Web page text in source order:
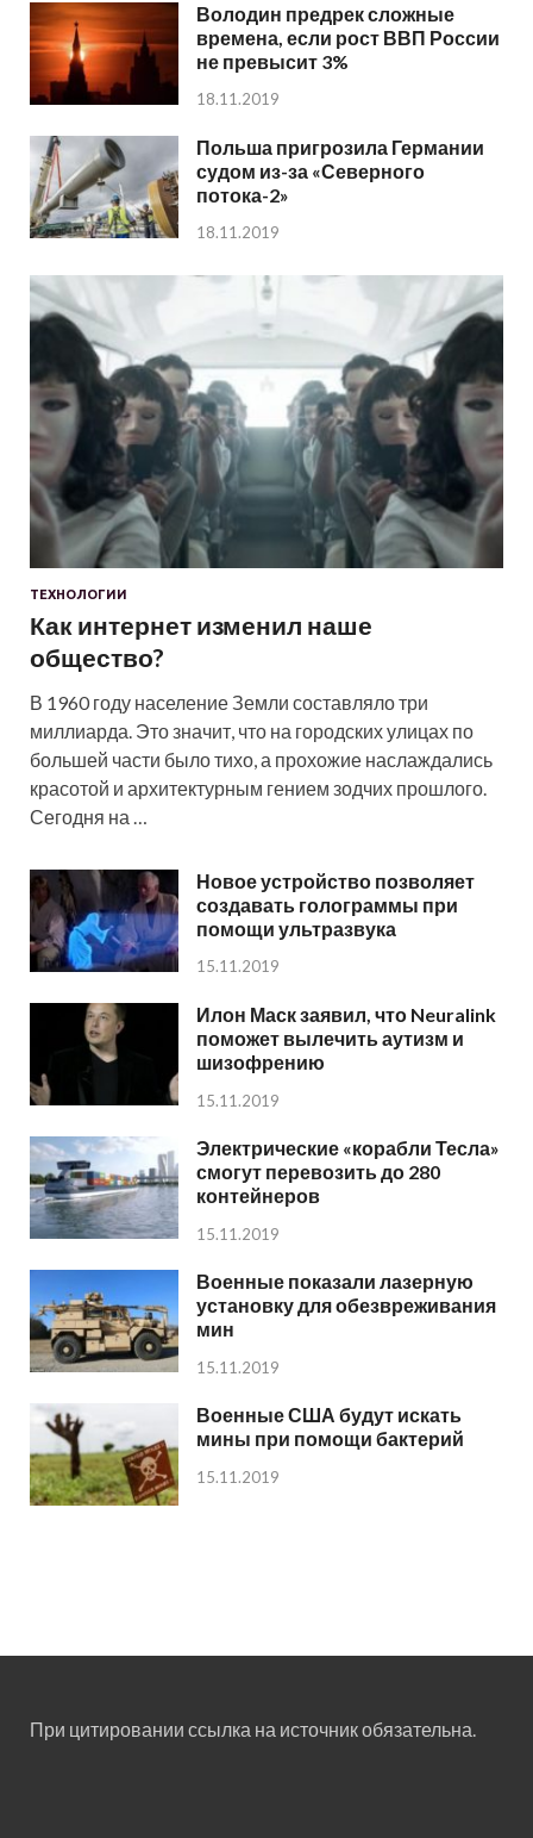
Володин предрек сложные
времена, если рост ВВП России
не превысит 3%
18.11.2019
Польша пригрозила Германии
судом из-за «Северного
потока-2»
18.11.2019
ТЕХНОЛОГИИ
Как интернет изменил наше
общество?
В 1960 году население Земли составляло три
миллиарда. Это значит, что на городских улицах по
большей части было тихо, а прохожие наслаждались
красотой и архитектурным гением зодчих прошлого.
Сегодня на …
Новое устройство позволяет
создавать голограммы при
помощи ультразвука
15.11.2019
Илон Маск заявил, что Neuralink
поможет вылечить аутизм и
шизофрению
15.11.2019
Электрические «корабли Тесла»
смогут перевозить до 280
контейнеров
15.11.2019
Военные показали лазерную
установку для обезвреживания
мин
15.11.2019
Военные США будут искать
мины при помощи бактерий
15.11.2019
При цитировании ссылка на источник обязательна.